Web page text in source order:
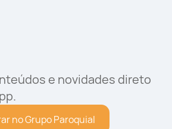
e novidades direto
no Grupo Paroquial